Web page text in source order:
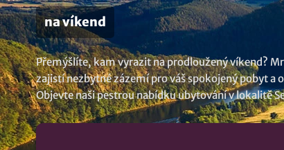
na víkend
Přemýšlíte, kam vyrazit na prodloužený víkend?
zajistí nezbytné zázemí pro váš spokojený pobyt a
Objevte naši pestrou nabídkuubytování v lokalitě